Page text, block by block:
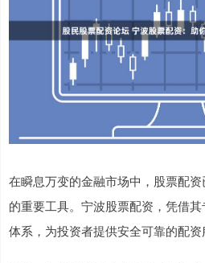
在瞬息万变的金融市场中，股票配
的重要工具。宁波股票配资，凭借
体系，为投资者提供安全可靠的配资